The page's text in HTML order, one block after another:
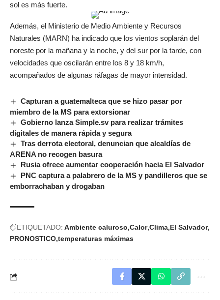
sol es más fuerte.
Además, el Ministerio de Medio Ambiente y Recursos
Naturales (MARN) ha indicado que los vientos soplarán del
noreste por la mañana y la noche, y del sur por la tarde, con
velocidades que oscilarán entre los 8 y 18 km/h,
acompañados de algunas ráfagas de mayor intensidad.
Capturan a guatemalteca que se hizo pasar por
miembro de la MS para extorsionar
Gobierno lanza Simple.sv para realizar trámites
digitales de manera rápida y segura
Tras derrota electoral, denuncian que alcaldías de
ARENA no recogen basura
Rusia ofrece aumentar cooperación hacia El Salvador
PNC captura a palabrero de la MS y pandilleros que se
emborrachaban y drogaban
ETIQUETADO: Ambiente caluroso Calor Clima El Salvador
PRONOSTICO temperaturas máximas